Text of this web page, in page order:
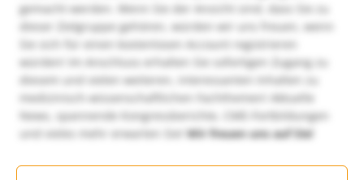
gemacht werden. Wenn Sie der Ansicht sind, dass Sie zu
dieser Zielgruppe gehören, würden wir uns freuen, wenn
Sie sich für einen kostenlosen Account registrieren
würden! Im Anschluss erhalten Sie sofortigen Zugang zu
diesem und vielen weiteren, interessanten Inhalten zu
medizinisch-wissenschaftlichen Fachthemen! Aktuelle
News, spannende Kongressberichte, CME-Fortbildungen
und vieles mehr erwarten Sie!Wir freuen uns auf Sie!